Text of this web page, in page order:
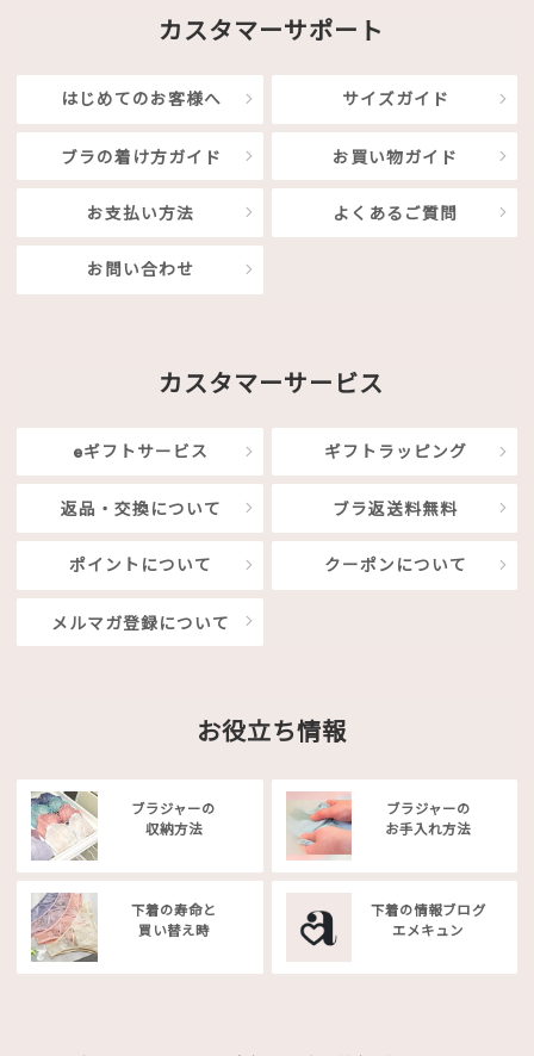
カスタマーサポート
はじめてのお客様へ サイズガイド
ブラの着け方ガイド お買い物ガイド
お支払い方法 よくあるご質問
お問い合わせ
カスタマーサービス
eギフトサービス ギフトラッピング
返品・交換について ブラ返送料無料
ポイントについて クーポンについて
メルマガ登録について
お役立ち情報
ブラジャーの
収納方法
ブラジャーの
お手入れ方法
下着の寿命と
買い替え時
下着の情報ブログ
エメキュン